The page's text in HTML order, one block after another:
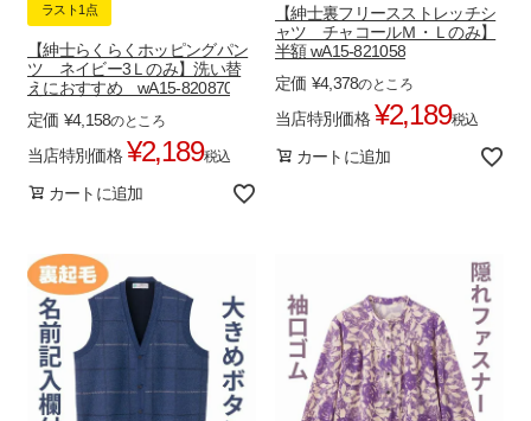
ラスト1点
【紳士らくらくホッピングパン
ツ ネイビー3Ｌのみ】洗い替
えにおすすめ wA15-820870
定価 ¥4,158のところ
当店特別価格 ¥2,189税込
カートに追加
【紳士裏フリースストレッチシ
ャツ チャコールＭ・Ｌのみ】
半額 wA15-821058
定価 ¥4,378のところ
当店特別価格 ¥2,189税込
カートに追加